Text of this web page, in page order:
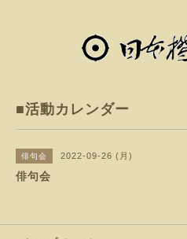
■活動カレンダー
俳句会 2022-09-26 (月)
俳句会